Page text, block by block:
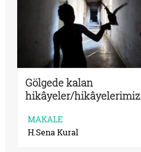
Gölgede kalan
hikâyeler/hikâyelerimiz
MAKALE
H.Sena Kural